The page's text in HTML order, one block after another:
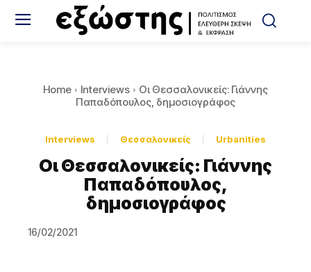
Home Interviews
Οι Θεσσαλονικείς: Γιάννης
Παπαδόπουλος, δημοσιογράφος
Interviews Θεσσαλονικείς Urbanities
Οι Θεσσαλονικείς: Γιάννης
Παπαδόπουλος,
δημοσιογράφος
16/02/2021